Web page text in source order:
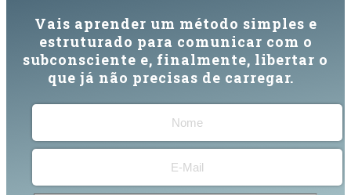
Vais aprender um método simples e
estruturado para comunicar com o
subconsciente e, finalmente, libertar o
que já não precisas de carregar.